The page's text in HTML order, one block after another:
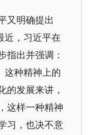
又明确提出
近，习近平在
指出并强调：
这种精神上的
的发展来讲，
这样一种精神
习，也决不意